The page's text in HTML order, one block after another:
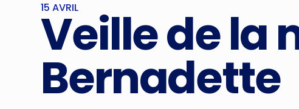
15 AVRIL
Veille de la
Bernadette